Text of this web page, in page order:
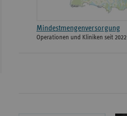
Mindestmengenversorgung
Operationen und Kliniken seit 2022